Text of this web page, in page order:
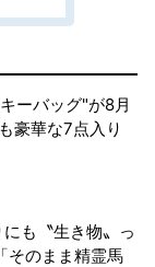
ーバッグ"が8月
豪華な7点入り
も〝生き物〟っ
そのまま精霊馬